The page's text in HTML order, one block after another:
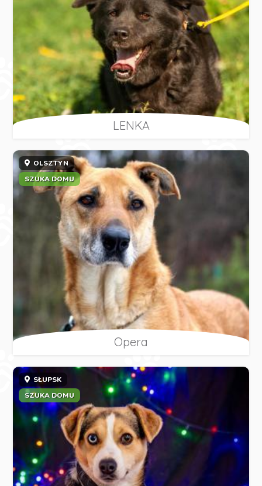
LENKA
OLSZTYN
SZUKA DOMU
Opera
SŁUPSK
SZUKA DOMU